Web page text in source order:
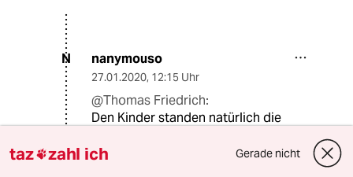
N nanymouso
27.01.2020, 12:15 Uhr
@Thomas Friedrich:
Den Kinder standen natürlich die
Änderungen in der Rechtsauslegung
taz zahl ich Gerade nicht